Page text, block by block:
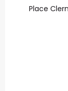
Place